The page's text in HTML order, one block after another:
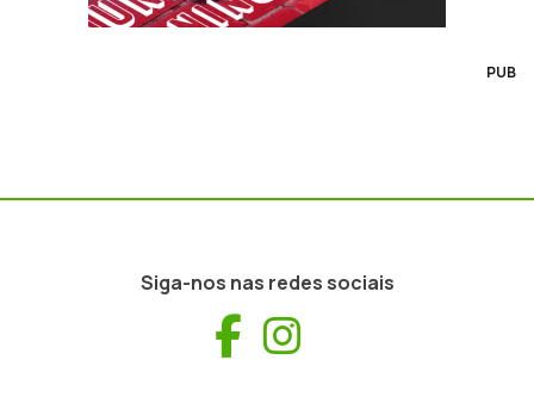
PUB
Siga-nos nas redes sociais
Facebook